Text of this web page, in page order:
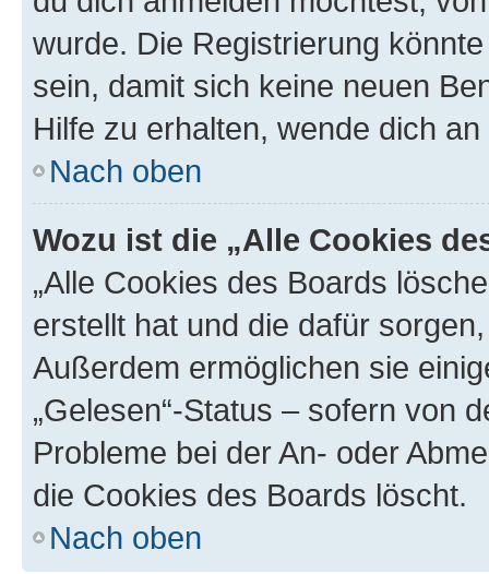
wurde. Die Registrierung
sein, damit sich keine neuen
Hilfe zu erhalten, wende dich
Nach oben
Wozu ist die „Alle Cookies
„Alle Cookies des Boards
erstellt hat und die dafür
Außerdem ermöglichen sie
„Gelesen“-Status – sofern von
Probleme bei der An- oder
die Cookies des Boards löscht.
Nach oben